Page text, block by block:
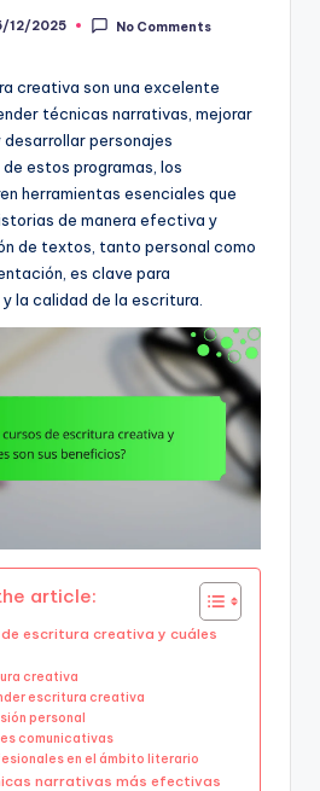
12/2025 No Comments
creativa son una excelente
técnicas narrativas, mejorar
personajes
estos programas, los
herramientas esenciales que
de manera efectiva y
de textos, tanto personal como
es clave para
la calidad de la escritura.
article:
escritura creativa y cuáles
creativa
escritura creativa
personal
comunicativas
en el ámbito literario
narrativas más efectivas